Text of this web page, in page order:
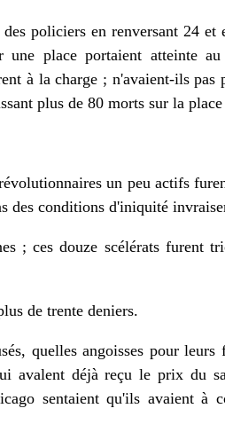
policiers en renversant 24 et
une place portaient atteinte
à la charge ; n'avaient-ils pas
plus de 80 morts sur la
un peu actifs
des conditions d'iniquité
; ces douze scélérats furent
de trente deniers.
quelles angoisses pour
avalent déjà reçu le prix du
sentaient qu'ils avaient à